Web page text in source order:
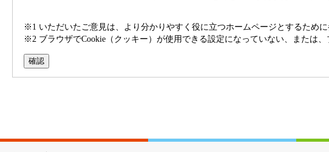
※1 いただいたご意見は、より分かりやすく役に立つホームページとするため
※2 ブラウザでCookie（クッキー）が使用できる設定になっていない、または